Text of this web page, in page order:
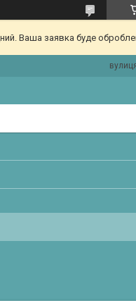
Ваша заявка буде